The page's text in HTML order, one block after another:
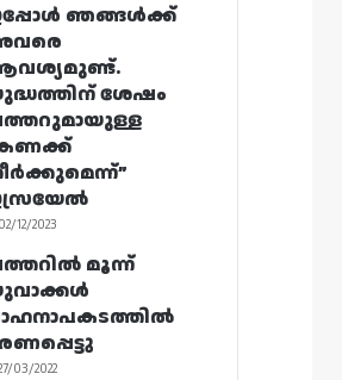
ഞങ്ങൾക്ക്
ശേഷം
02/12/2023
മൂന്ന്
03/2022